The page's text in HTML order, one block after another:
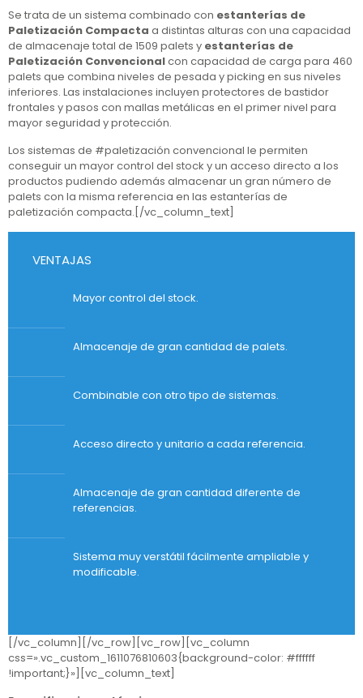
Se trata de un sistema combinado con estanterías de
Paletización Compacta a distintas alturas con una capacidad
de almacenaje total de 1509 palets y estanterías de
Paletización Convencionalcon capacidad de carga para 460
palets que combina niveles de pesada y picking en sus niveles
inferiores. Las instalaciones incluyen protectores de bastidor
frontales y pasos con mallas metálicas en el primer nivel para
mayor seguridad y protección.
Los sistemas de #paletización convencional le permiten
conseguir un mayor control del stock y un acceso directo a los
productos pudiendo además almacenar un gran número de
palets con la misma referencia en las estanterías de
paletización compacta.[/vc_column_text]
VENTAJAS
Mayor control del stock.
Almacenaje de gran cantidad de palets.
Combinable con otro tipo de sistemas.
Acceso directo y unitario a cada referencia.
Almacenaje de gran cantidad diferente de
referencias.
Sistema muy verstátil fácilmente ampliable y
modificable.
[/vc_column][/vc_row][vc_row][vc_column
css=».vc_custom_1611076810603{background-color: #ffffff
!important;}»][vc_column_text]